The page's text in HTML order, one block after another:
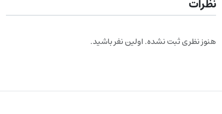
نظرات
هنوز نظری ثبت نشده. اولین نفر باشید.